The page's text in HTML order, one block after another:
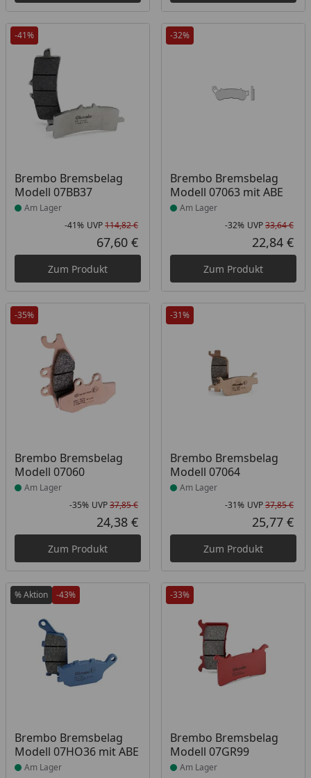
-41%
Brembo Bremsbelag
Modell 07BB37
Produkt am Lager
Am Lager
Rabatt in Prozent
-41%
Ursprünglicher Preis
UVP114,82 €
Aktueller Preis
67,60 €
Zum Produkt
-32%
Brembo Bremsbelag
Modell 07063 mit ABE
Produkt am Lager
Am Lager
-32% UVP33,64 €
22,84 €
Zum Produkt
-35%
Brembo Bremsbelag
Modell 07060
Produkt am Lager
Am Lager
Rabatt in Prozent
-35%
Ursprünglicher Preis
UVP37,85 €
Aktueller Preis
24,38 €
Zum Produkt
-31%
Brembo Bremsbelag
Modell 07064
Produkt am Lager
Am Lager
-31% UVP37,85 €
25,77 €
Zum Produkt
% Aktion -43%
Brembo Bremsbelag
Modell 07HO36 mit ABE
Produkt am Lager
Am Lager
-33%
Brembo Bremsbelag
Modell 07GR99
Produkt am Lager
Am Lager